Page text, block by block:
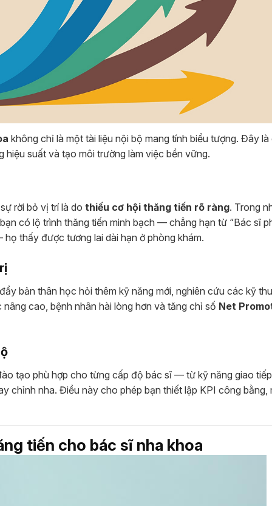
không chỉ là một tài liệu nội bộ mang tính biểu tượng. Đây
hiệu suất và tạo môi trường làm việc bền vững.
rời bỏ vị trí là do thiếu cơ hội thăng tiến rõ ràng. Trong
có lộ trình thăng tiến minh bạch — chẳng hạn từ “Bác sĩ
thấy được tương lai dài hạn ở phòng khám.
bản thân học hỏi thêm kỹ năng mới, nghiên cứu các kỹ
cao, bệnh nhân hài lòng hơn và tăng chỉ số Net
tạo phù hợp cho từng cấp độ bác sĩ — từ kỹ năng giao
chỉnh nha. Điều này cho phép bạn thiết lập KPI công bằng,
tiến cho bác sĩ nha khoa